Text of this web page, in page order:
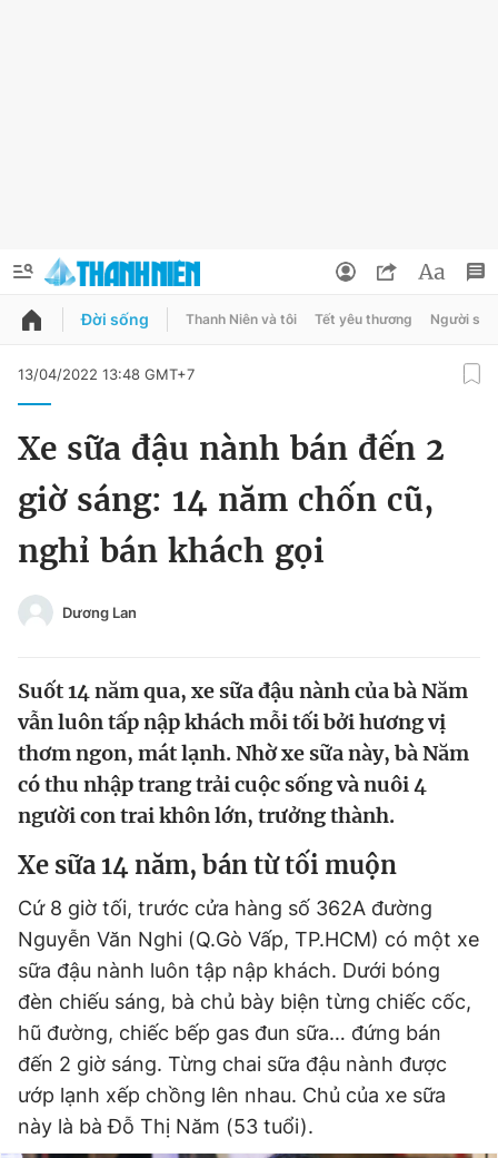
QUẢNG CÁO ĐẶT BÁO
Chuyên mục khác
Chào ngày mới Tin 24h
Video Magazine
Sản phẩm khác
Thông tin tòa soạn Liên hệ quảng cáo
Đọc Thanh Niên trên điện thoại
Đổi mật khẩu
Tin đã lưu
Tin đã xem
Đăng xuất
Đời sống Thanh Niên và tôi Tết yêu thương Người
13/04/2022 13:48 GMT+7
Xe sữa đậu nành bán đến 2
giờ sáng: 14 năm chốn cũ,
nghỉ bán khách gọi
Dương Lan
Suốt 14 năm qua, xe sữa đậu nành của bà Năm
vẫn luôn tấp nập khách mỗi tối bởi hương vị
thơm ngon, mát lạnh. Nhờ xe sữa này, bà Năm
có thu nhập trang trải cuộc sống và nuôi 4
người con trai khôn lớn, trưởng thành.
Xe sữa 14 năm, bán từ tối muộn
Cứ 8 giờ tối, trước cửa hàng số 362A đường
Nguyễn Văn Nghi (Q.Gò Vấp, TP.HCM) có một xe
sữa đậu nành luôn tập nập khách. Dưới bóng
đèn chiếu sáng, bà chủ bày biện từng chiếc cốc,
hũ đường, chiếc bếp gas đun sữa… đứng bán
đến 2 giờ sáng. Từng chai sữa đậu nành được
ướp lạnh xếp chồng lên nhau. Chủ của xe sữa
này là bà Đỗ Thị Năm (53 tuổi).